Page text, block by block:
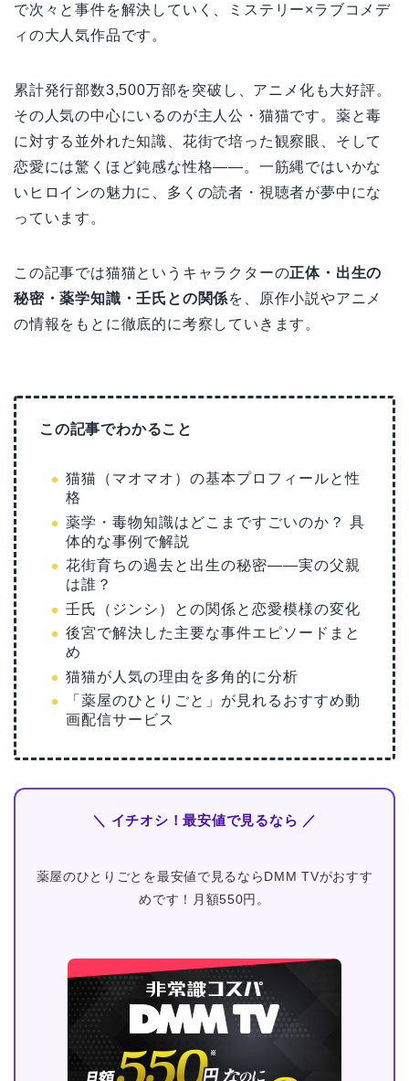
で次々と事件を解決していく、ミステリー×ラブコメデ
ィの大人気作品です。
累計発行部数3,500万部を突破し、アニメ化も大好評。
その人気の中心にいるのが主人公・猫猫です。薬と毒
に対する並外れた知識、花街で培った観察眼、そして
恋愛には驚くほど鈍感な性格——。一筋縄ではいかな
いヒロインの魅力に、多くの読者・視聴者が夢中にな
っています。
この記事では猫猫というキャラクターの正体・出生の
秘密・薬学知識・壬氏との関係を、原作小説やアニメ
の情報をもとに徹底的に考察していきます。
この記事でわかること
猫猫（マオマオ）の基本プロフィールと性
格
薬学・毒物知識はどこまですごいのか？ 具
体的な事例で解説
花街育ちの過去と出生の秘密——実の父親
は誰？
壬氏（ジンシ）との関係と恋愛模様の変化
後宮で解決した主要な事件エピソードまと
め
猫猫が人気の理由を多角的に分析
「薬屋のひとりごと」が見れるおすすめ動
画配信サービス
＼ イチオシ！最安値で見るなら ／
薬屋のひとりごとを最安値で見るならDMM TVがおすす
めです！月額550円。